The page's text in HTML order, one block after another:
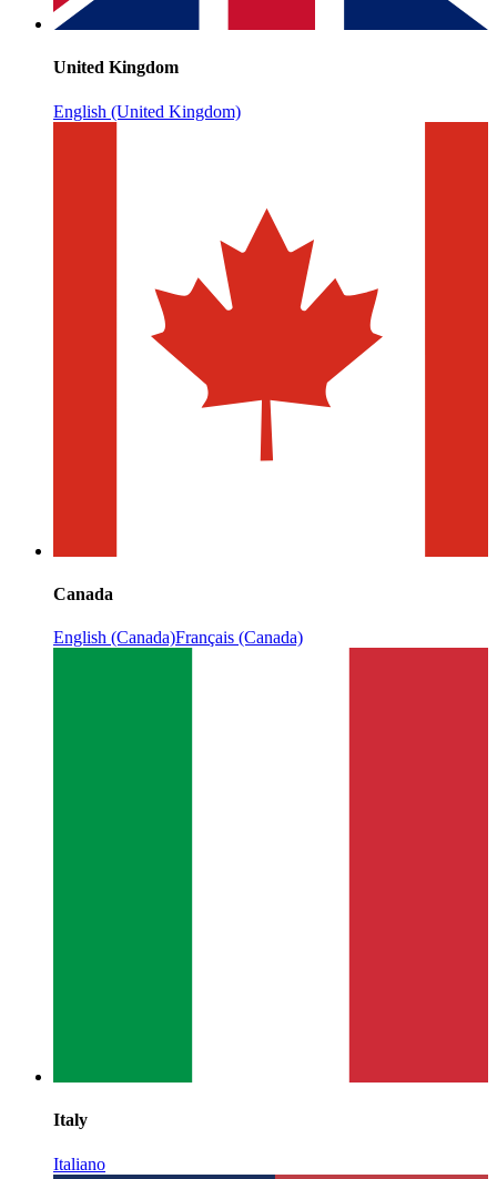
United Kingdom
English (United Kingdom)
Canada
English (Canada)Français (Canada)
Italy
Italiano